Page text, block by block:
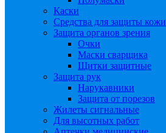
Каски
Средства для защиты кожи
Защита органов зрения
Очки
Маски сварщика
Щитки защитные
Защита рук
Нарукавники
Защита от порезов
Жилеты сигнальные
Для высотных работ